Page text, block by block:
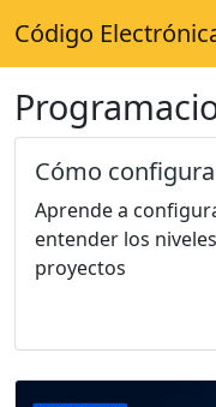
Código
Cómo
Aprende a
entender los
proyectos